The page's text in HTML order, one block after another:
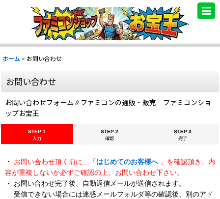
.
ホーム > お問い合わせ
お問い合わせ
お問い合わせフォーム∥ファミコンの通販・販売 ファミコンショ
ップお宝王
STEP 1
入力
STEP 2
確認
STEP 3
完了
・ お問い合わせ頂く前に、「はじめてのお客様へ 」を確認頂き、内
容が重複しないか必ずご確認の上、お問い合わせ下さい。
・ お問い合わせ完了後、自動返信メールが送信されます。
受信できない場合には迷惑メールフォルダ等の確認後、別のアド